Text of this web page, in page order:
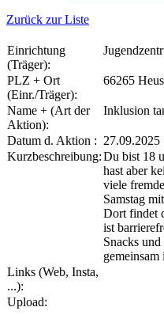
Zurück zur Liste
Einrichtung
(Träger):
PLZ + Ort
(Einr./Träger):
66265
Name + (Art der
Aktion):
Inklusion
Datum d. Aktion : 27.09.2025
Kurzbeschreibung:Du bist 18
hast aber
viele
Samstag
Dort findet
ist
Snacks
Links (Web, Insta,
...):
Upload: